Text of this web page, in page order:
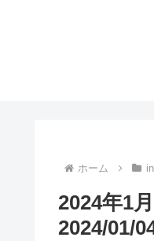
ホーム
2024年1
2024/01/